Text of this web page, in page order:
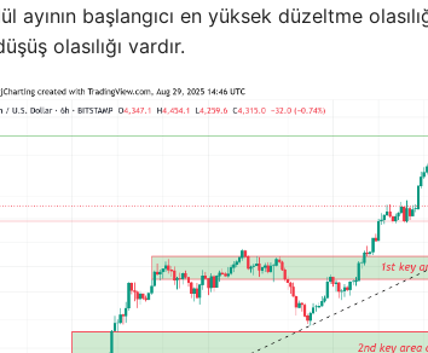
ayının başlangıcı en yüksek düzeltme
olasılığı vardır.